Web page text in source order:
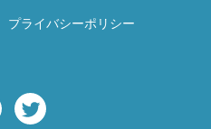
プライバシーポリシー
Facebook